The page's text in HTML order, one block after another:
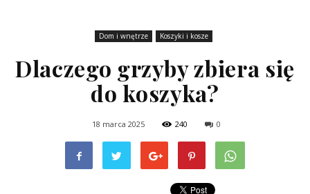
Dom i wnętrze Koszyki i kosze
Dlaczego grzyby zbiera się
do koszyka?
18 marca 2025 240 0